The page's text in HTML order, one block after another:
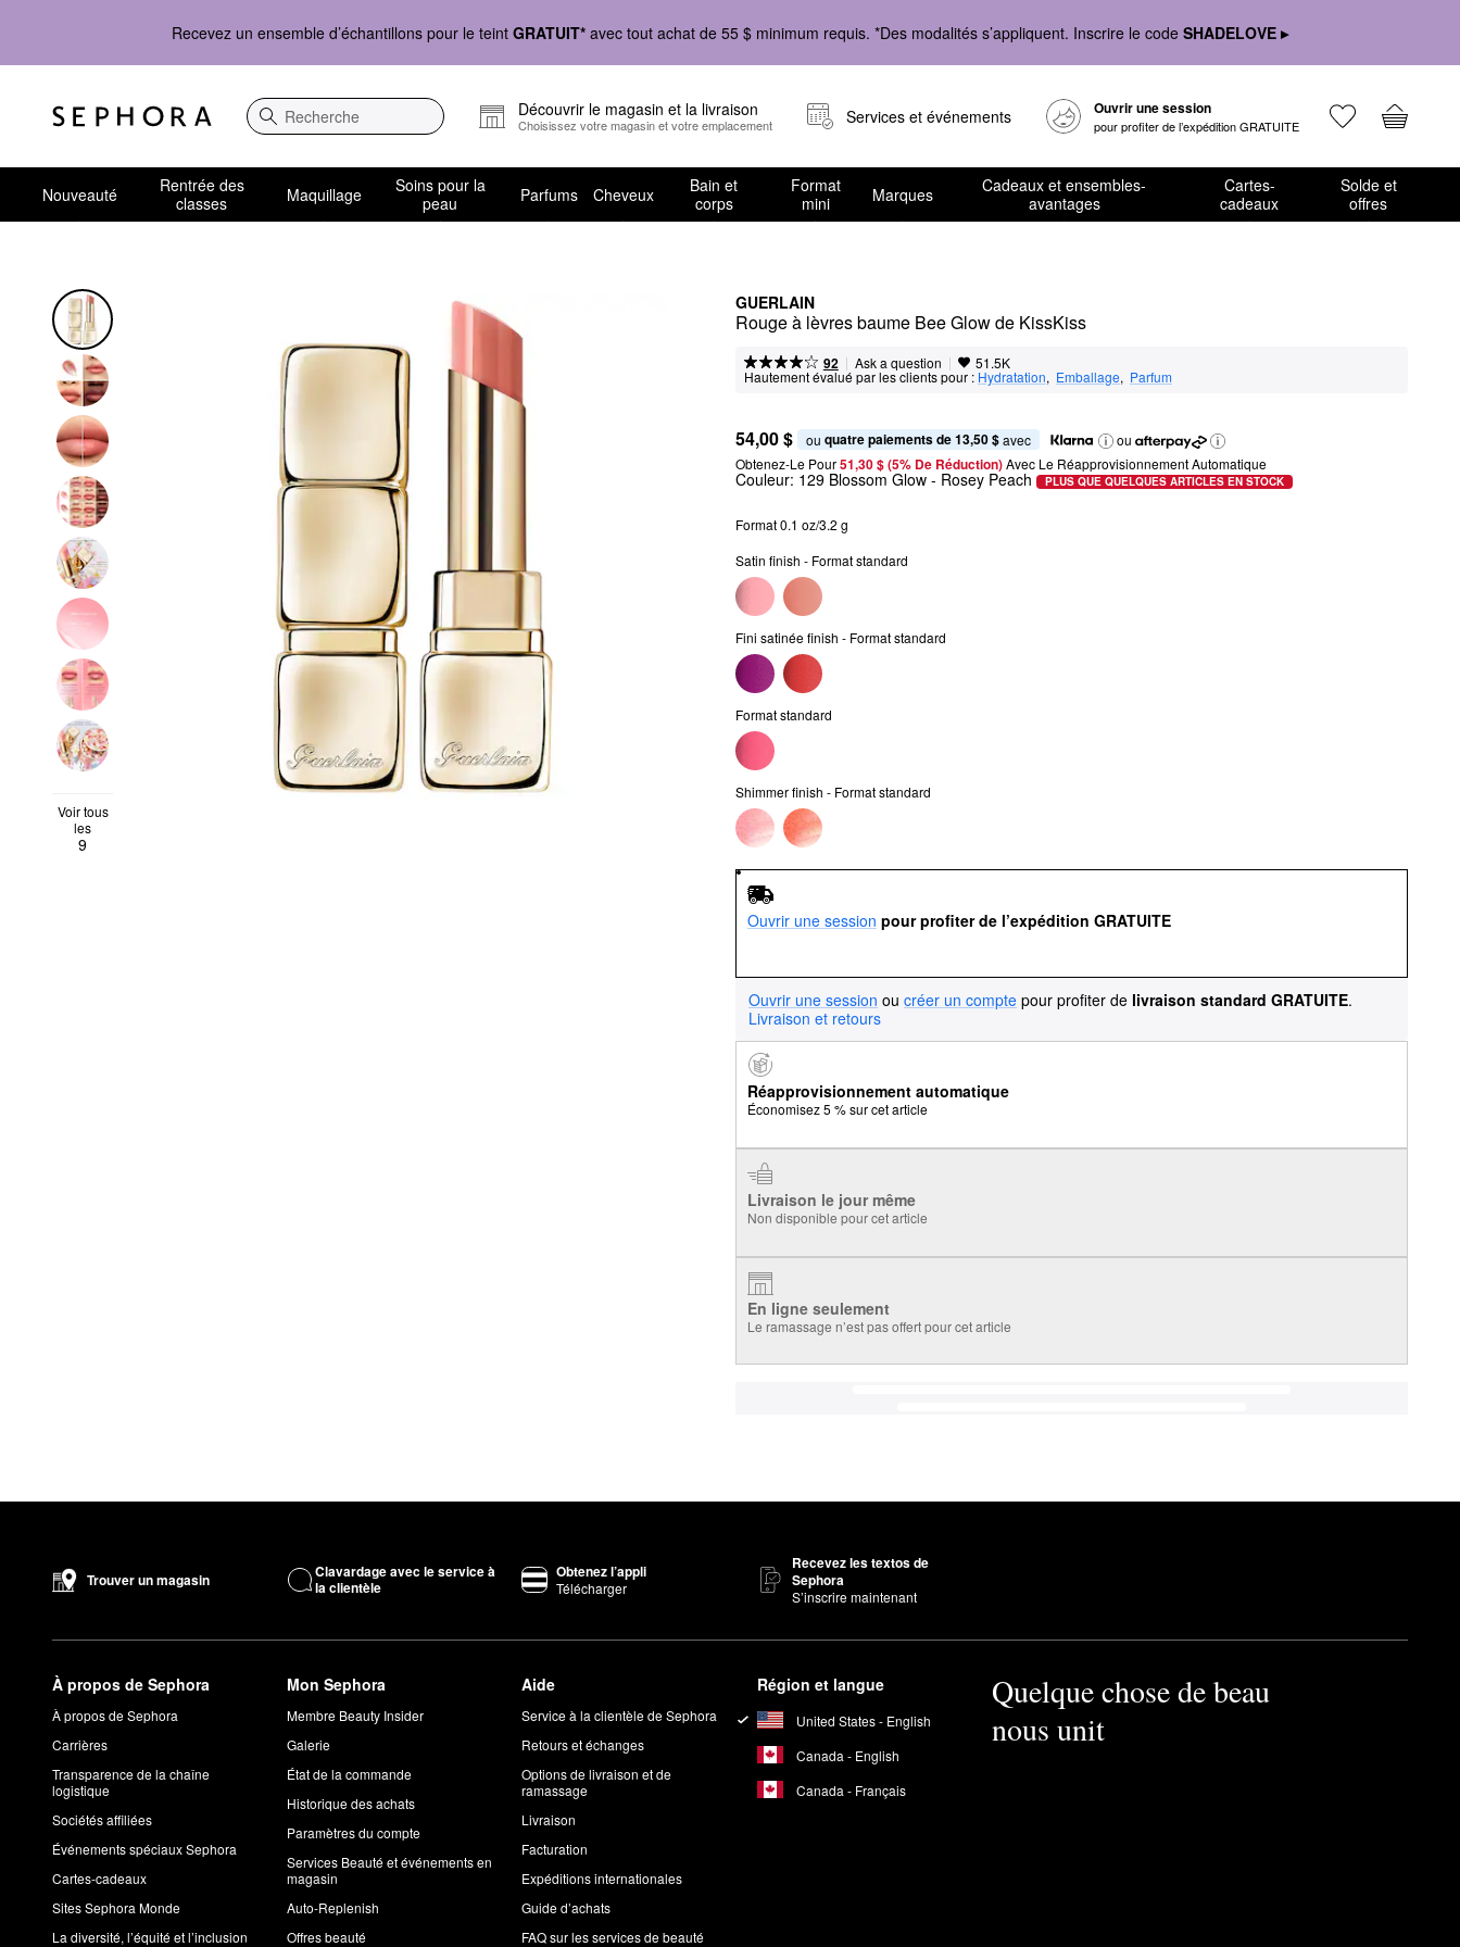
Recevez un ensemble d’échantillons pour le teint GRATUIT* avec tout achat de 55 $ minimum requis. *Des modalités s’appliquent. Inscrire le code SHADELOVE ▸
Recherche
Découvrir le magasin et la livraison
Choisissez votre magasin et votre emplacement Services et événements Ouvrir une session
pour profiter de l’expédition GRATUITE
Nouveauté
Rentrée des
classes
Maquillage
Soins pour la
peau
Parfums Cheveux
Bain et
corps
Format
mini
Marques
Cadeaux et ensembles-
avantages
Cartes-
cadeaux
Solde et
offres
GUERLAIN
Rouge à lèvres baume Bee Glow de KissKiss
92 | Ask a question | 51.5K
Hautement évalué par les clients pour : Hydratation, Emballage, Parfum
Voir tous
les
9
54,00 $ ou quatre paiements de 13,50 $ avec
ou
Obtenez-Le Pour51,30 $ (5% De Réduction) Avec Le Réapprovisionnement Automatique
Couleur: 129 Blossom Glow - Rosey Peach PLUS QUE QUELQUES ARTICLES EN STOCK
Format 0.1 oz/3.2 g
Satin finish - Format standard
Fini satinée finish - Format standard
Format standard
Shimmer finish - Format standard
Ouvrir une session pour profiter de l’expédition GRATUITE
Ouvrir une session ou créer un compte pour profiter de livraison standard GRATUITE.
Livraison et retours
Réapprovisionnement automatique
Économisez 5 % sur cet article
Livraison le jour même
Non disponible pour cet article
En ligne seulement
Le ramassage n’est pas offert pour cet article
Trouver un magasin
Clavardage avec le service à
la clientèle
Obtenez l’appli
Télécharger
Recevez les textos de
Sephora
S’inscrire maintenant
À propos de Sephora
À propos de Sephora
Carrières
Transparence de la chaîne
logistique
Sociétés affiliées
Événements spéciaux Sephora
Cartes-cadeaux
Sites Sephora Monde
La diversité, l’équité et l’inclusion
Mon Sephora
Membre Beauty Insider
Galerie
État de la commande
Historique des achats
Paramètres du compte
Services Beauté et événements en
magasin
Auto-Replenish
Offres beauté
Aide
Service à la clientèle de Sephora
Retours et échanges
Options de livraison et de
ramassage
Livraison
Facturation
Expéditions internationales
Guide d’achats
FAQ sur les services de beauté
Région et langue
United States - English
Canada - English
Canada - Français
Quelque chose de beau
nous unit